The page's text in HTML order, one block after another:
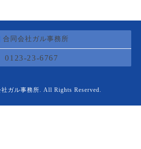
合同会社ガル事務所
0123-23-6767
ガル事務所. All Rights Reserved.